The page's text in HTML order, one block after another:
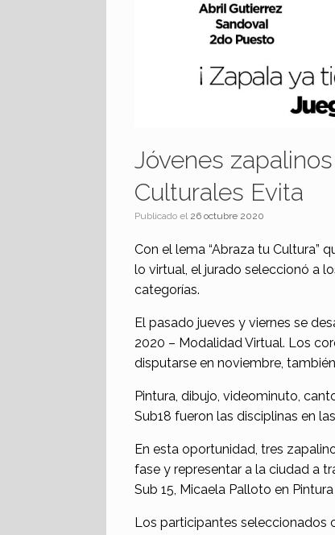
Jóvenes
Culturales Evita
Publicado el 26 octubre 2020
Con el lema “Abraza tu Cultura”
lo virtual, el jurado seleccionó a
categorías.
El pasado jueves y viernes se
2020 – Modalidad Virtual. Los
disputarse en noviembre,
Pintura, dibujo, videominuto,
Sub18 fueron las disciplinas en
En esta oportunidad, tres
fase y representar a la ciudad a
Sub 15, Micaela Palloto en
Los participantes seleccionados